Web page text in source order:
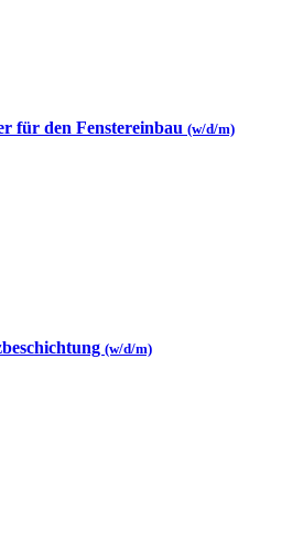
für den Fenstereinbau (w/d/m)
(w/d/m)